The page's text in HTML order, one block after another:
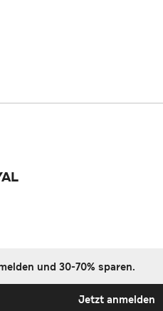
und 30-70% sparen.
Jetzt anmelden